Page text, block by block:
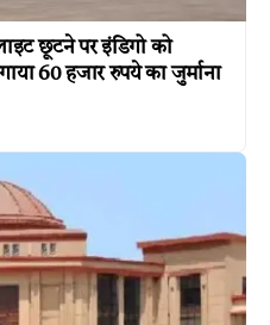
छूटने पर इंडिगो को
60 हजार रुपये का जुर्माना